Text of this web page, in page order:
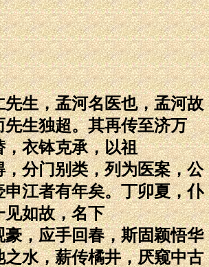
先生，孟河名医也，孟河故
先生独超。其再传至济万
，衣钵克承，以祖
，分门别类，列为医案，公
申江者有年矣。丁卯夏，仆
见如故，名下
豪，应手回春，斯固颖悟华
之水，薪传橘井，厌窥中古